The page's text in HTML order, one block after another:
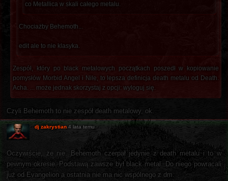
co Metallica w skali całego metalu.
Chociażby Behemoth...
edit ale to nie klasyka.
Zespół, który po black metalowych początkach poszedł w kopiowanie
pomysłów Morbid Angel i Nile, to lepsza definicja death metalu od Death.
Acha. ... może jednak skorzystaj z opcji: wyloguj się.
Czyli Behemoth to nie zespół death metalowy, ok.
dj zakrystian 4 lata temu
Oczywiście, że nie. Behemoth czerpał jedynie z death metalu i to w
pewnym okresie. Podstawą zawsze był black metal. Do niego powracali
już od Evangelion a ostatnia nie ma nic wspólnego z dm.